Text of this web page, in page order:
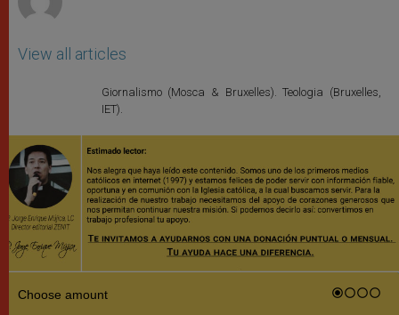
View all articles
Giornalismo (Mosca & Bruxelles). Teologia (Bruxelles,
IET).